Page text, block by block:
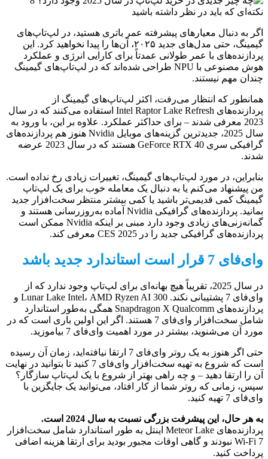
اگر به دنبال معیارهای پیشرفته عمر باتری هستید، در لپ‌تاپ‌های
گیمینگ، حتی مدل‌های جدید ۲۰۲۵، آن‌ها را پیدا نخواهید کرد. این
پردازنده‌های با عمر طولانی عمدتاً برای کارایی انرژی و عملکرد
هوش مصنوعی با NPU طراحی شده‌اند که در لپ‌تاپ‌های گیمینگ
چندان مهم نیستند.
همانطور که انتظار می‌رفت، اکثر لپ‌تاپ‌های گیمینگ از
پردازنده‌های Intel Raptor Lake Refresh استفاده می‌کنند که در سال
2023 معرفی شدند – برای حداکثر عملکرد. علاوه بر این، با ورود به
سال 2025، جدیدترین گزینه‌های موبایل Nvidia هنوز هم پردازنده‌های
گرافیکی سری GeForce RTX 40 هستند که در سال 2023 عرضه
شدند.
بنابراین، در مورد لپ‌تاپ‌های گیمینگ، تغییرات زیادی رخ نداده است.
من پیشنهاد می‌کنم یا به دنبال یک معامله خوب برای یک لپ‌تاپ
گیمینگ کمی قدیمی‌تر باشید یا کمی بیشتر منتظر سخت‌افزار جدید
بمانید. پردازنده‌های گرافیکی Nvidia آماده به‌روزرسانی هستند و
گمانه‌زنی‌های زیادی وجود دارد مبنی بر اینکه Nvidia ممکن است
پردازنده‌های گرافیکی جدید را در CES 2025 معرفی کند.
وای‌فای 7 قرار است استاندارد جدید باشد
در سال 2025، تقریباً هیچ بهانه‌ای برای لپ‌تاپ وجود ندارد که از
وای‌فای 7 پشتیبانی نکند. Lunar Lake Intel، AMD Ryzen AI 300 و
پردازنده‌های Snapdragon X Qualcomm همگی به‌طور استاندارد
شامل سخت‌افزار وای‌فای 7 هستند. اگر این اولین باری است که در
مورد آن می‌شنوید، بیشتر در مورد اهمیت وای‌فای 7 بیاموزید.
حتی اگر هنوز به یک روتر وای‌فای 7 ارتقا نیافته‌اید، زمان آن رسیده
است که شروع به تهیه سخت‌افزار وای‌فای 7 کنید تا بتوانید در نهایت
آن را ارتقا دهید – و چه راهی بهتر از شروع با یک لپ‌تاپ سازگار؟
سپس، زمانی که روتر شما از کار افتاد، می‌توانید یک جایگزین با
وای‌فای 7 تهیه کنید.
به هر حال، این پیشرفت بزرگی نسبت به سال 2024 است.
پردازنده‌های Meteor Lake اینتل به طور استاندارد شامل سخت‌افزار
Wi-Fi 7 نبودند و گاهی اوقات مجبور بودید برای ارتقا هزینه اضافی
پرداخت کنید.